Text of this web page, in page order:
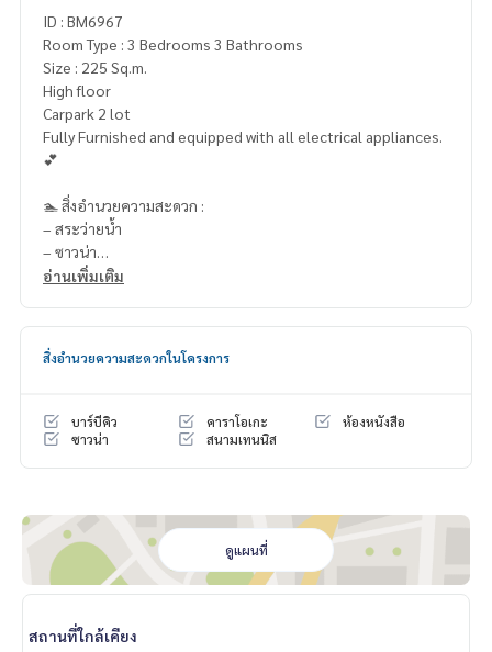
ID : BM6967
Room Type : 3 Bedrooms 3 Bathrooms
Size : 225 Sq.m.
High floor
Carpark 2 lot
Fully Furnished and equipped with all electrical appliances.
💕
🏊 สิ่งอำนวยความสะดวก :
– สระว่ายน้ำ
– ซาวน่า
– สนามเทนนิส
📍สถานที่ใกล้เคียง :
2. เซ็นทรัล พระราม 3
3. โลตัส พระราม 3
7. ธนาคารกรุงศรีอยุธยาสำนักงานใหญ่
🥰 Contact
Line : @therealproperty
https://lin.ee/SgMus7j
Wechat : TheRealP
อ่านเพิ่มเติม
สิ่งอำนวยความสะดวกในโครงการ
บาร์บีคิว คาราโอเกะ
ห้องหนังสือ
ซาวน่า
สนามเทนนิส
ดูแผนที่
สถานที่ใกล้เคียง